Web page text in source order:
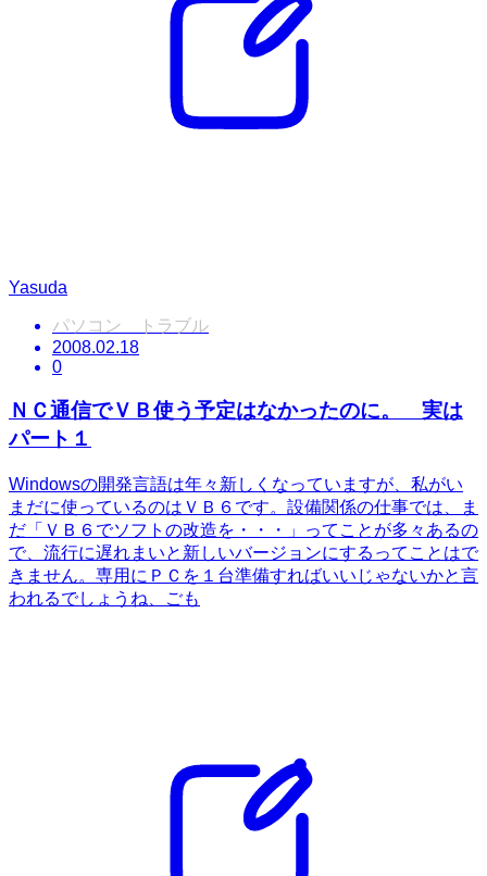
Yasuda
パソコン トラブル
2008.02.18
0
ＮＣ通信でＶＢ使う予定はなかったのに。 実は
パート１
Windowsの開発言語は年々新しくなっていますが、私がい
まだに使っているのはＶＢ６です。設備関係の仕事では、ま
だ「ＶＢ６でソフトの改造を・・・」ってことが多々あるの
で、流行に遅れまいと新しいバージョンにするってことはで
きません。専用にＰＣを１台準備すればいいじゃないかと言
われるでしょうね、ごも